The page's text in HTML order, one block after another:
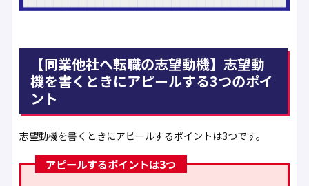
【同業他社へ転職の志望動機】志望動
機を書くときにアピールする3つのポイ
ント
志望動機を書くときにアピールするポイントは3つです。
アピールするポイントは3つ